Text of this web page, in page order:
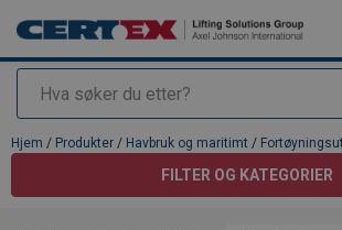
Søk
Produkt lagt i din handlekurv
Hjem / Produkter / Havbruk og maritimt /
FILTER OG KATEGORIER